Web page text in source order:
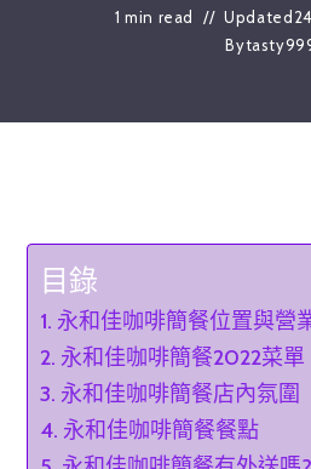
1 min read Updated
By
目錄
永和佳咖啡簡餐位置與營
永和佳咖啡簡餐2022菜單
永和佳咖啡簡餐店內氛圍
永和佳咖啡簡餐餐點